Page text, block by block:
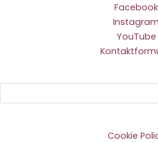
Facebook
Instagram
YouTube
Cookie